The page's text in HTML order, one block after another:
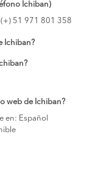
Ichiban)
51 971 801 358
Ichiban?
web de Ichiban?
en: Español